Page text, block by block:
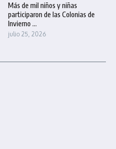
Más de mil niños y niñas
participaron de las Colonias de
Invierno ...
julio 25, 2026